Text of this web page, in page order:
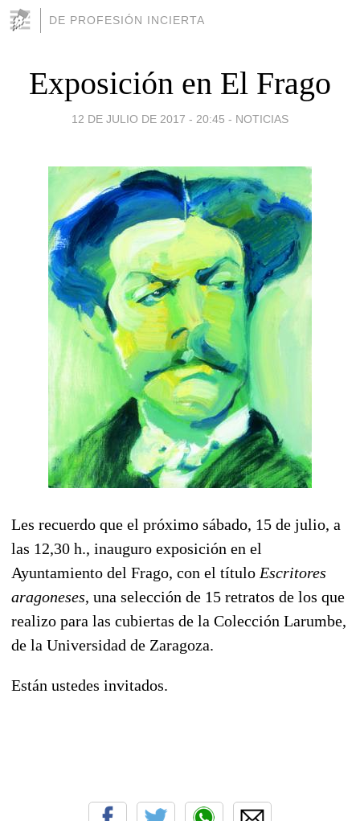
DE PROFESIÓN INCIERTA
Exposición en El Frago
12 DE JULIO DE 2017 - 20:45 - NOTICIAS
Les recuerdo que el próximo sábado, 15 de julio, a
las 12,30 h., inauguro exposición en el
Ayuntamiento del Frago, con el título Escritores
aragoneses, una selección de 15 retratos de los que
realizo para las cubiertas de la Colección Larumbe,
de la Universidad de Zaragoza.
Están ustedes invitados.